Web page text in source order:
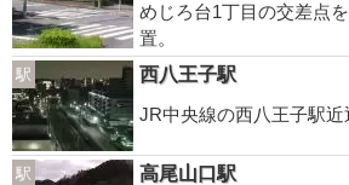
めじろ台1丁目の交差点
置。
駅
西八王子駅
JR中央線の西八王子駅近
駅
高尾山口駅